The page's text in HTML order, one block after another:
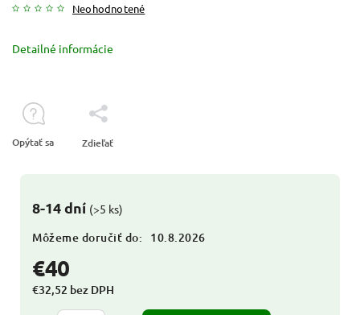
Neohodnotené
€40
€32,52 bez DPH
8-14 dní (>5 ks)
Môžeme doručiť do: 10.8.2026
Detailné informácie
Opýtať sa Zdieľať